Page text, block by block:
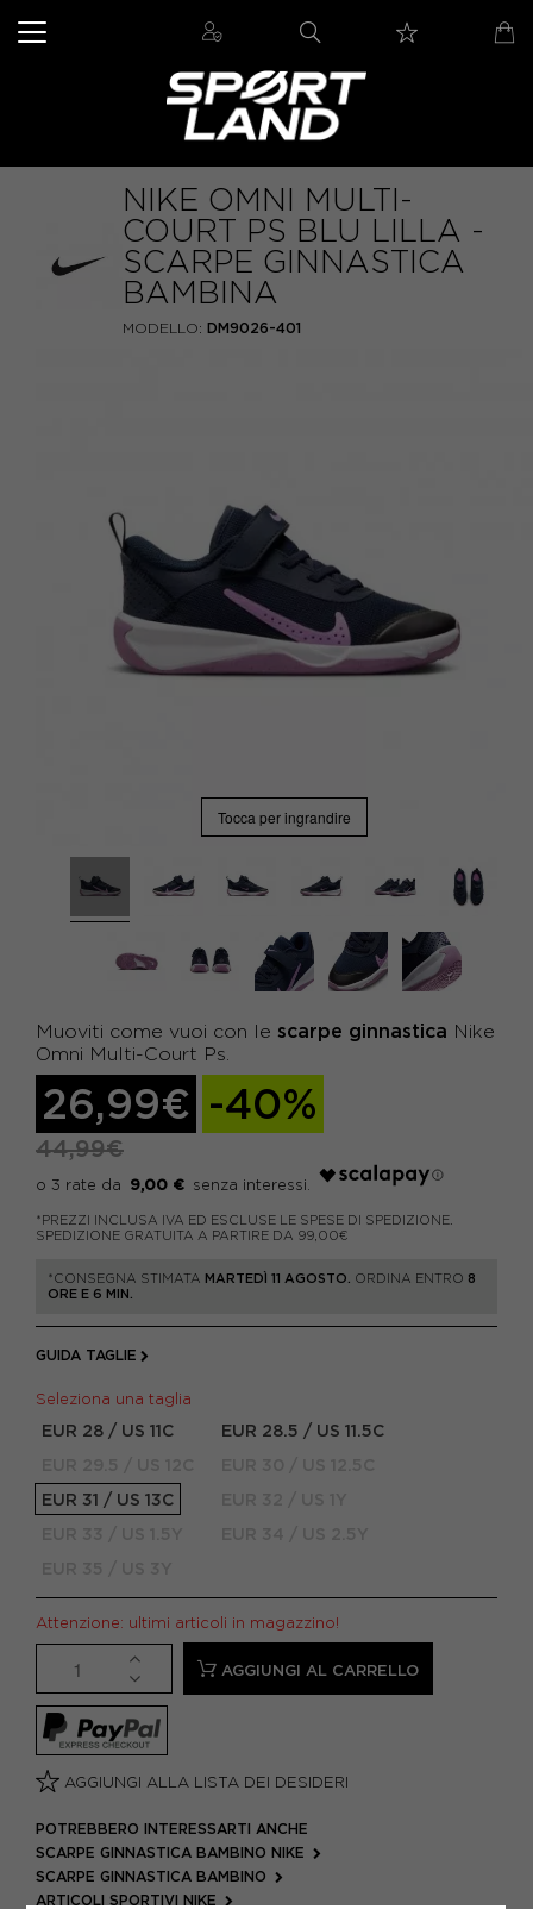
NIKE OMNI MULTI-
COURT PS BLU LILLA -
SCARPE GINNASTICA
BAMBINA
MODELLO: DM9026-401
Tocca per ingrandire
Muoviti come vuoi con le scarpe ginnastica Nike
Omni Multi-Court Ps.
26,99€ -40%
44,99€
9,00 €
*PREZZI INCLUSA IVA ED ESCLUSE LE SPESE DI SPEDIZIONE.
SPEDIZIONE GRATUITA A PARTIRE DA 99,00€
*CONSEGNA STIMATA MARTEDÌ 11 AGOSTO. ORDINA ENTRO 8
ORE E 6 MIN.
GUIDA TAGLIE
Seleziona una taglia
EUR 28 / US 11C
EUR 28.5 / US 11.5C
EUR 31 / US 13C
Attenzione: ultimi articoli in magazzino!
AGGIUNGI AL CARRELLO
AGGIUNGI ALLA LISTA DEI DESIDERI
POTREBBERO INTERESSARTI ANCHE
SCARPE GINNASTICA BAMBINO NIKE
SCARPE GINNASTICA BAMBINO
ARTICOLI SPORTIVI NIKE